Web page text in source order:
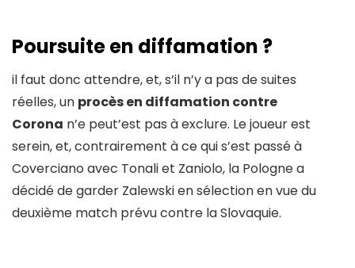
Poursuite en diffamation ?
il faut donc attendre, et, s’il n’y a pas de suites
réelles, un procès en diffamation contre
Corona n’e peut’est pas à exclure. Le joueur est
serein, et, contrairement à ce qui s’est passé à
Coverciano avec Tonali et Zaniolo, la Pologne a
décidé de garder Zalewski en sélection en vue du
deuxième match prévu contre la Slovaquie.